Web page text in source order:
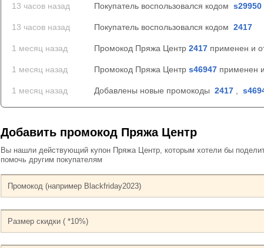
13 часов назад Покупатель воспользовался кодом s29950
13 часов назад Покупатель воспользовался кодом 2417
1 месяц назад Промокод Пряжа Центр 2417 применен и
1 месяц назад Промокод Пряжа Центр s46947 применен
1 месяц назад Добавлены новые промокоды 2417
Добавить промокод Пряжа Центр
Вы нашли действующий купон Пряжа Центр, которым хотели бы
помочь другим покупателям